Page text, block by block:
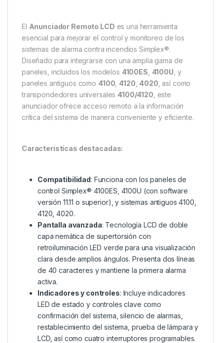
El Anunciador Remoto LCD es una herramienta
esencial para mejorar el control y monitoreo de los
sistemas de alarma contra incendios Simplex®.
Diseñado para integrarse con una amplia gama de
paneles, incluidos los modelos 4100ES 4100U , y
paneles antiguos como 4100 4120 4020 , así como
transpondedores universales 4100/4120 , este
anunciador ofrece acceso remoto a la información
crítica del sistema de manera conveniente y eficiente.
Características destacadas:
Compatibilidad: Funciona con los paneles de
control Simplex® 4100ES, 4100U (con software
versión 11.11 o superior), y sistemas antiguos 4100,
4120, 4020.
Pantalla avanzada: Tecnología LCD de doble
capa nemática de supertorsión con
retroiluminación LED verde para una visualización
clara desde amplios ángulos. Presenta dos líneas
de 40 caracteres y mantiene la primera alarma
activa.
Indicadores y controles: Incluye indicadores
LED de estado y controles clave como
confirmación del sistema, silencio de alarmas,
restablecimiento del sistema, prueba de lámpara y
LCD, así como cuatro interruptores programables.